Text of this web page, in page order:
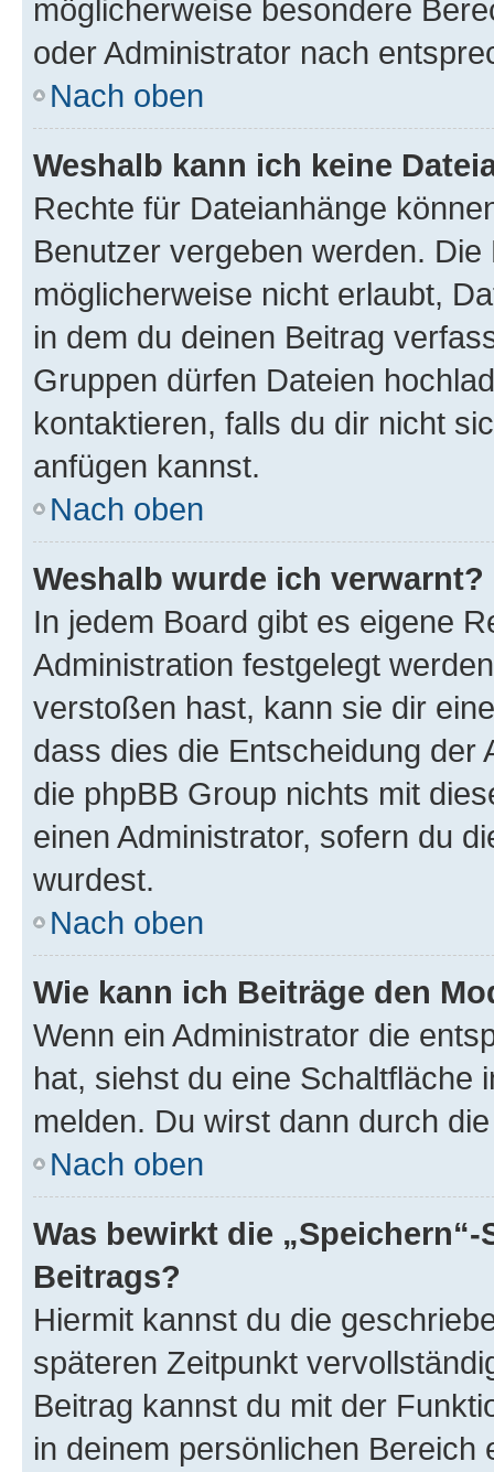
möglicherweise besondere
oder Administrator nach
Nach oben
Weshalb kann ich keine
Rechte für Dateianhänge
Benutzer vergeben werden.
möglicherweise nicht erlaubt,
in dem du deinen Beitrag
Gruppen dürfen Dateien
kontaktieren, falls du dir nicht
anfügen kannst.
Nach oben
Weshalb wurde ich verwarnt?
In jedem Board gibt es eigene
Administration festgelegt
verstoßen hast, kann sie dir
dass dies die Entscheidung der
die phpBB Group nichts mit
einen Administrator, sofern du
wurdest.
Nach oben
Wie kann ich Beiträge den
Wenn ein Administrator die
hat, siehst du eine Schaltfläche
melden. Du wirst dann durch
Nach oben
Was bewirkt die
Beitrags?
Hiermit kannst du die
späteren Zeitpunkt
Beitrag kannst du mit der
in deinem persönlichen Bereich